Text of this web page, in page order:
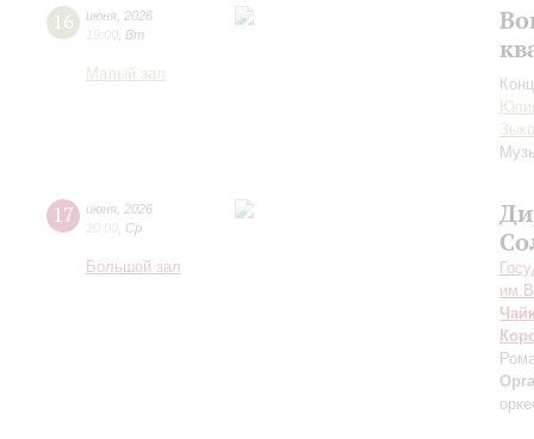
16 июня 2026
19:00 Вт
Малый зал
17 июня 2026
20:00 Ср
Большой зал